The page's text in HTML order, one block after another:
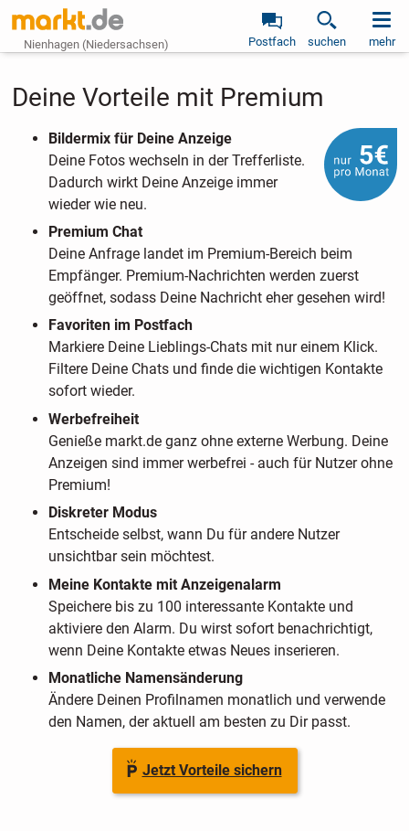
Nienhagen (Niedersachsen) Postfach suchen mehr
Deine Vorteile mit Premium
Bildermix für Deine Anzeige
Deine Fotos wechseln in der Trefferliste.
Dadurch wirkt Deine Anzeige immer
wieder wie neu.
Premium Chat
Deine Anfrage landet im Premium-Bereich beim
Empfänger. Premium-Nachrichten werden zuerst
geöffnet, sodass Deine Nachricht eher gesehen wird!
Favoriten im Postfach
Markiere Deine Lieblings-Chats mit nur einem Klick.
Filtere Deine Chats und finde die wichtigen Kontakte
sofort wieder.
Werbefreiheit
Genieße markt.de ganz ohne externe Werbung. Deine
Anzeigen sind immer werbefrei - auch für Nutzer ohne
Premium!
Diskreter Modus
Entscheide selbst, wann Du für andere Nutzer
unsichtbar sein möchtest.
Meine Kontakte mit Anzeigenalarm
Speichere bis zu 100 interessante Kontakte und
aktiviere den Alarm. Du wirst sofort benachrichtigt,
wenn Deine Kontakte etwas Neues inserieren.
Monatliche Namensänderung
Ändere Deinen Profilnamen monatlich und verwende
den Namen, der aktuell am besten zu Dir passt.
Jetzt Vorteile sichern